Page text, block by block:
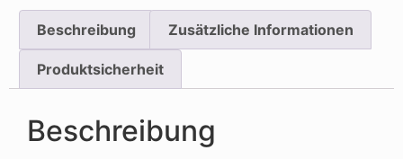
Beschreibung Zusätzliche Informationen
Produktsicherheit
Beschreibung